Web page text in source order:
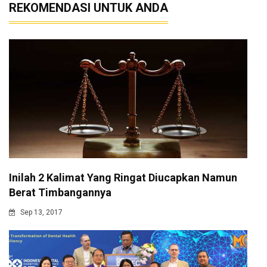
REKOMENDASI UNTUK ANDA
Inilah 2 Kalimat Yang Ringat Diucapkan Namun
Berat Timbangannya
Sep 13, 2017